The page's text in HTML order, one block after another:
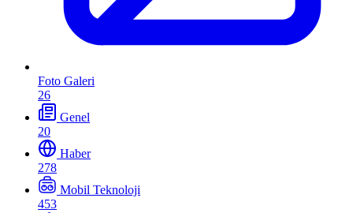
Foto Galeri
26
Genel
20
Haber
278
Mobil Teknoloji
453